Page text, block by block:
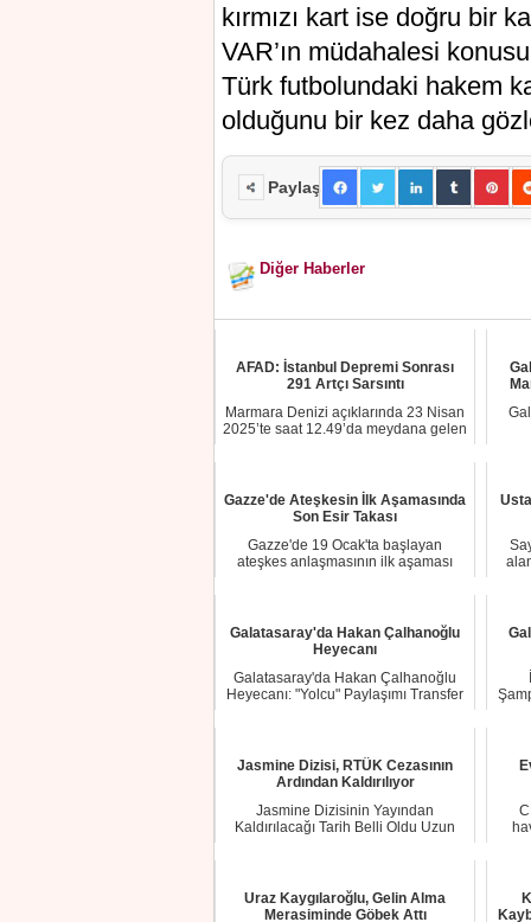
kırmızı kart ise doğru bir
VAR’ın müdahalesi
Türk futbolundaki hakem
olduğunu bir kez daha
Paylaş
Diğer Haberler
AFAD: İstanbul Depremi Sonrası
291 Artçı Sarsıntı
Marmara Denizi açıklarında 23 Nisan
2025’te saat 12.49’da meydana gelen
Gazze'de Ateşkesin İlk Aşamasında
Son Esir Takası
Gazze'de 19 Ocak'ta başlayan
ateşkes anlaşmasının ilk aşaması
Galatasaray'da Hakan Çalhanoğlu
Heyecanı
Galatasaray'da Hakan Çalhanoğlu
Heyecanı: "Yolcu" Paylaşımı Transfer
Jasmine Dizisi, RTÜK Cezasının
Ardından Kaldırılıyor
Jasmine Dizisinin Yayından
Kaldırılacağı Tarih Belli Oldu Uzun
Uraz Kaygılaroğlu, Gelin Alma
Merasiminde Göbek Attı